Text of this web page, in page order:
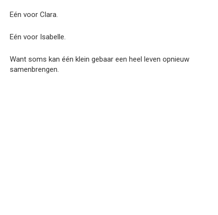
Eén voor Clara.
Eén voor Isabelle.
Want soms kan één klein gebaar een heel leven opnieuw
samenbrengen.